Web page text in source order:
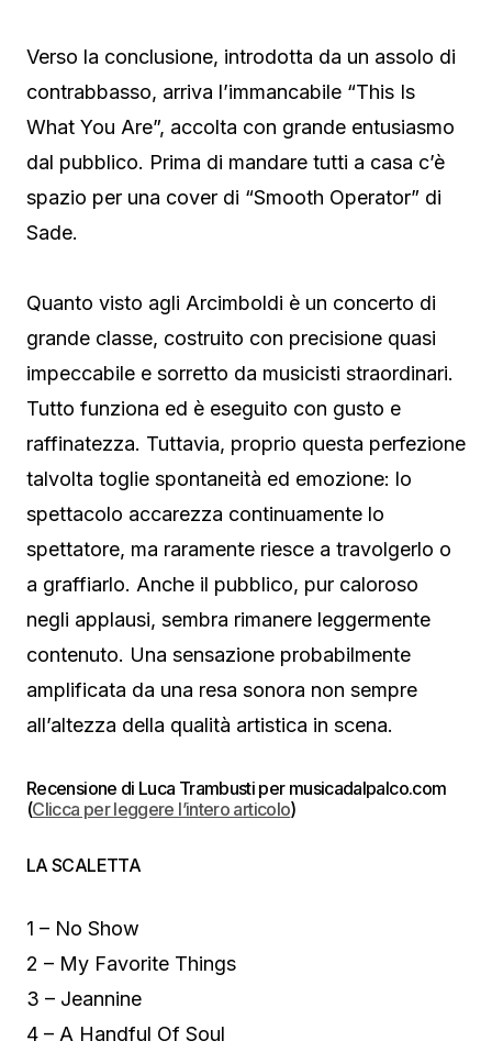
Verso la conclusione, introdotta da un assolo di
contrabbasso, arriva l’immancabile “This Is
What You Are”, accolta con grande entusiasmo
dal pubblico. Prima di mandare tutti a casa c’è
spazio per una cover di “Smooth Operator” di
Sade.
Quanto visto agli Arcimboldi è un concerto di
grande classe, costruito con precisione quasi
impeccabile e sorretto da musicisti straordinari.
Tutto funziona ed è eseguito con gusto e
raffinatezza. Tuttavia, proprio questa perfezione
talvolta toglie spontaneità ed emozione: lo
spettacolo accarezza continuamente lo
spettatore, ma raramente riesce a travolgerlo o
a graffiarlo. Anche il pubblico, pur caloroso
negli applausi, sembra rimanere leggermente
contenuto. Una sensazione probabilmente
amplificata da una resa sonora non sempre
all’altezza della qualità artistica in scena.
Recensione di Luca Trambusti per musicadalpalco.com
(Clicca per leggere l’intero articolo)
LA SCALETTA
1 – No Show
2 – My Favorite Things
3 – Jeannine
4 – A Handful Of Soul